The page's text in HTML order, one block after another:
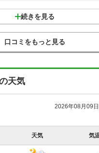
続きを見る
口コミをもっと見る
天気
2026年08月09
天気 気